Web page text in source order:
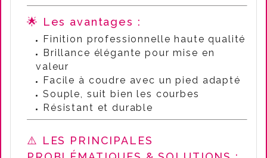
🌟 Les avantages :
Finition professionnelle haute qualité
Brillance élégante pour mise en
valeur
Facile à coudre avec un pied adapté
Souple, suit bien les courbes
Résistant et durable
⚠️ LES PRINCIPALES